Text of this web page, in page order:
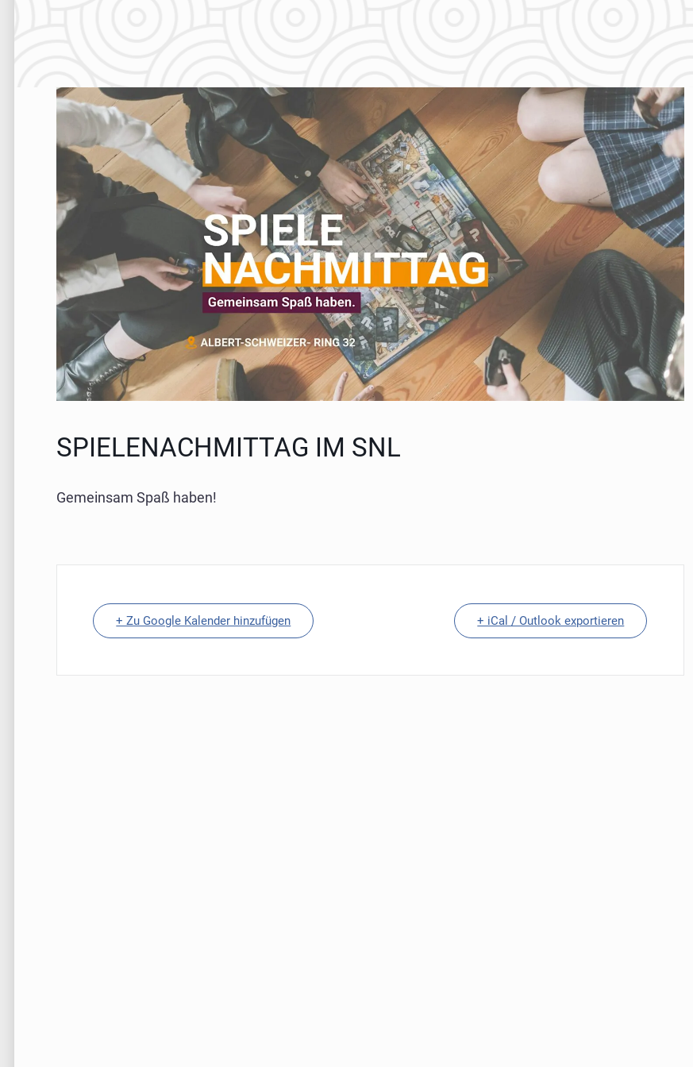
SPIELENACHMITTAG IM SNL
Gemeinsam Spaß haben!
+ Zu Google Kalender hinzufügen + iCal / Outlook exportieren